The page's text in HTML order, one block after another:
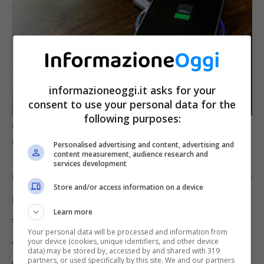
I cinque posti peggiori dove caricare il cellulare –
informazioneoggi.it
Queste prese possono infatti essere utilizzate
per intercettare dati personali
software
accorga. Per questo motivo, è sempre
informazioneoggi.it asks for your
consent to use your personal data for the
following purposes:
Personalised advertising and content, advertising and
content measurement, audience research and
services development
Store and/or access information on a device
Learn more
Your personal data will be processed and information from
your device (cookies, unique identifiers, and other device
data) may be stored by, accessed by and shared with 319
partners, or used specifically by this site. We and our partners